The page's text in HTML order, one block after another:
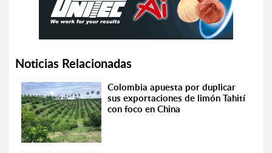
Noticias Relacionadas
Colombia apuesta por duplicar
sus exportaciones de limón Tahití
con foco en China